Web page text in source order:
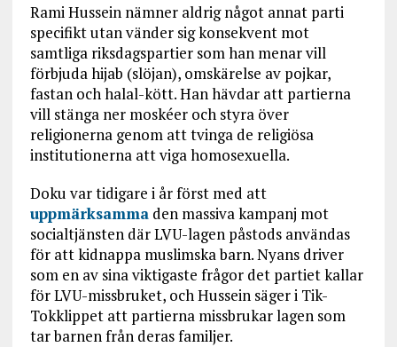
Rami Hussein nämner aldrig något annat parti
specifikt utan vänder sig konsekvent mot
samtliga riksdagspartier som han menar vill
förbjuda hijab (slöjan), omskärelse av pojkar,
fastan och halal-kött. Han hävdar att partierna
vill stänga ner moskéer och styra över
religionerna genom att tvinga de religiösa
institutionerna att viga homosexuella.
Doku var tidigare i år först med att
uppmärksammaden massiva kampanj mot
socialtjänsten där LVU-lagen påstods användas
för att kidnappa muslimska barn. Nyans driver
som en av sina viktigaste frågor det partiet kallar
för LVU-missbruket, och Hussein säger i Tik-
Tokklippet att partierna missbrukar lagen som
tar barnen från deras familjer.